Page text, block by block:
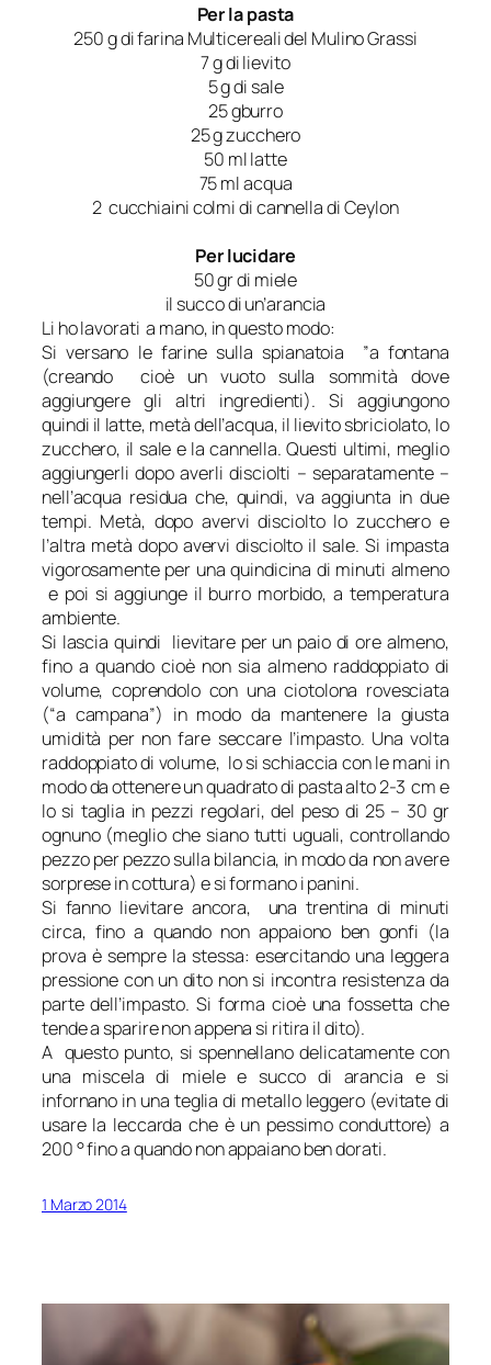
Per la pasta
250 g di farina Multicereali del Mulino Grassi
7 g di lievito
5 g di sale
25 gburro
25 g zucchero
50 ml latte
75 ml acqua
2 cucchiaini colmi di cannella di Ceylon
Per lucidare
50 gr di miele
il succo di un’arancia
Li ho lavorati a mano, in questo modo:
Si versano le farine sulla spianatoia ”a fontana
(creando cioè un vuoto sulla sommità dove
aggiungere gli altri ingredienti). Si aggiungono
quindi il latte, metà dell’acqua, il lievito sbriciolato, lo
zucchero, il sale e la cannella. Questi ultimi, meglio
aggiungerli dopo averli disciolti – separatamente –
nell’acqua residua che, quindi, va aggiunta in due
tempi. Metà, dopo avervi disciolto lo zucchero e
l’altra metà dopo avervi disciolto il sale. Si impasta
vigorosamente per una quindicina di minuti almeno
e poi si aggiunge il burro morbido, a temperatura
ambiente.
Si lascia quindi lievitare per un paio di ore almeno,
fino a quando cioè non sia almeno raddoppiato di
volume, coprendolo con una ciotolona rovesciata
(“a campana”) in modo da mantenere la giusta
umidità per non fare seccare l’impasto. Una volta
raddoppiato di volume, lo si schiaccia con le mani in
modo da ottenere un quadrato di pasta alto 2-3 cm e
lo si taglia in pezzi regolari, del peso di 25 – 30 gr
ognuno (meglio che siano tutti uguali, controllando
pezzo per pezzo sulla bilancia, in modo da non avere
sorprese in cottura) e si formano i panini.
Si fanno lievitare ancora, una trentina di minuti
circa, fino a quando non appaiono ben gonfi (la
prova è sempre la stessa: esercitando una leggera
pressione con un dito non si incontra resistenza da
parte dell’impasto. Si forma cioè una fossetta che
tende a sparire non appena si ritira il dito).
A questo punto, si spennellano delicatamente con
una miscela di miele e succo di arancia e si
infornano in una teglia di metallo leggero (evitate di
usare la leccarda che è un pessimo conduttore) a
200 ° fino a quando non appaiano ben dorati.
1 Marzo 2014